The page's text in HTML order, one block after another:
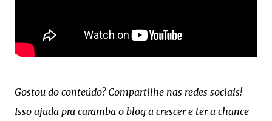
Gostou do conteúdo? Compartilhe nas redes sociais!
Isso ajuda pra caramba o blog a crescer e ter a chance